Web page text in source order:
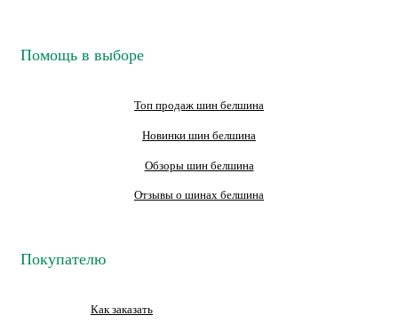
Помощь в выборе
Топ продаж шин белшина
Новинки шин белшина
Обзоры шин белшина
Отзывы о шинах белшина
Покупателю
Как заказать